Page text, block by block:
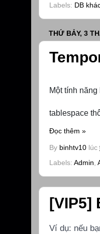
Labels: DB
THỨ BẢY, 3
Một tính
tablespace
Đọc thêm »
By binhtv10 lúc
Labels: Admin
[VIP5]
Ví dụ: nếu